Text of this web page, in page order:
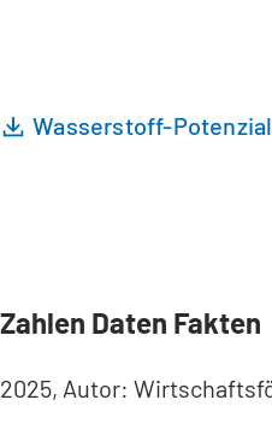
Wasserstoff-
Zahlen Daten Fakten
2025, Autor: